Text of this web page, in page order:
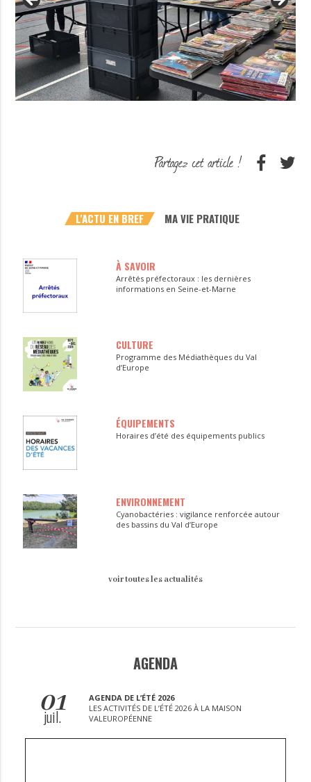
L'ACTU EN BREF MA VIE PRATIQUE
À SAVOIR
Arrêtés préfectoraux : les dernières
informations en Seine-et-Marne
CULTURE
Programme des Médiathèques du Val
d’Europe
ÉQUIPEMENTS
Horaires d’été des équipements publics
ENVIRONNEMENT
Cyanobactéries : vigilance renforcée autour
des bassins du Val d’Europe
voir toutes les actualités
AGENDA
01
juil.
AGENDA DE L’ÉTÉ 2026
LES ACTIVITÉS DE L’ÉTÉ 2026 À LA MAISON
VALEUROPÉENNE